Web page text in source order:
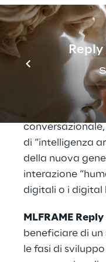
proprie basi di
sfruttabili sia
nella relazione
MLFRAME Reply
un motore che
linguaggio
riaggregarla e
di “intelligenza
della nuova
interazione
digitali o i digital
MLFRAME Reply
beneficiare di
le fasi di